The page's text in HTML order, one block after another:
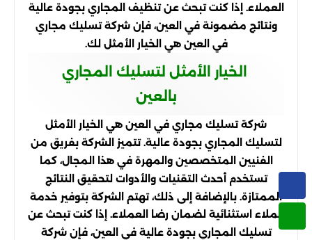
العملاء. إذا كنت تبحث عن تنظيف المجاري بجودة عالية
ونتائج مضمونة في العين، فإن شركة تسليك مجاري
في العين هي الخيار الأمثل لك.
الخيار الأمثل لتسليك المجاري
بالعين
شركة تسليك مجاري في العين هي الخيار الأمثل
لتسليك المجاري بجودة عالية. تتميز الشركة بفريق من
الفنيين المتخصصين والمهرة في هذا المجال، كما
تستخدم أحدث التقنيات والأدوات لتحقيق النتائج
الممتازة. بالإضافة إلى ذلك، تهتم الشركة بتوفير خدمة
عملاء استثنائية لضمان رضا العملاء. إذا كنت تبحث عن
تسليك المجاري بجودة عالية في العين، فإن شركة